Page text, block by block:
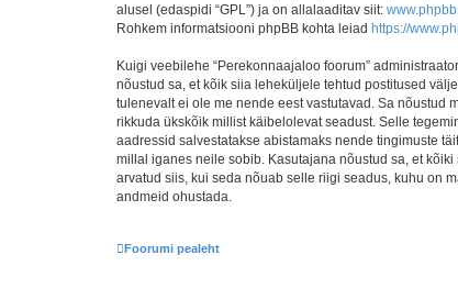
alusel (edaspidi “GPL”) ja on allalaaditav siit:
Rohkem informatsiooni phpBB kohta leiad https://
Kuigi veebilehe “Perekonnaajaloo foorum”
nõustud sa, et kõik siia leheküljele tehtud postitused
tulenevalt ei ole me nende eest vastutavad. Sa nõustud
rikkuda ükskõik millist käibelolevat seadust. Selle
aadressid salvestatakse abistamaks nende tingimuste
millal iganes neile sobib. Kasutajana nõustud sa, et
arvatud siis, kui seda nõuab selle riigi seadus, kuhu on
andmeid ohustada.
Foorumi pealeht